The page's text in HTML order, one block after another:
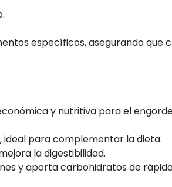
específicos, asegurando que
y nutritiva para el
ideal para complementar la dieta.
la digestibilidad.
y aporta carbohidratos de